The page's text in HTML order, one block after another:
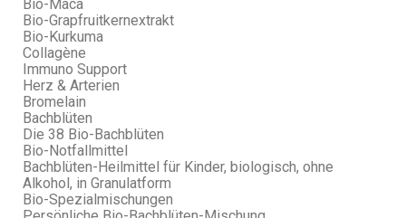
Bio-Maca
Bio-Grapfruitkernextrakt
Bio-Kurkuma
Collagène
Immuno Support
Herz & Arterien
Bromelain
Bachblüten
Die 38 Bio-Bachblüten
Bio-Notfallmittel
Bachblüten-Heilmittel für Kinder, biologisch, ohne
Alkohol, in Granulatform
Bio-Spezialmischungen